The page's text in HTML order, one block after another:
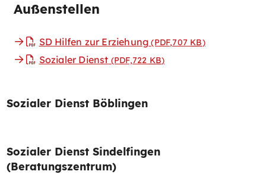
Außenstellen
SD Hilfen zur Erziehung (PDF,707 KB)
Sozialer Dienst (PDF,722 KB)
Sozialer Dienst Böblingen
Sozialer Dienst Sindelfingen
(Beratungszentrum)